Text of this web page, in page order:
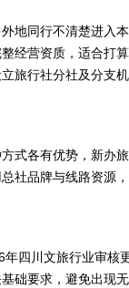
地同行不清楚进入
经营资质，适合打
旅行社分社及分支
式各有优势，新办
社品牌与线路资源
年四川文旅行业审核
础要求，避免出现